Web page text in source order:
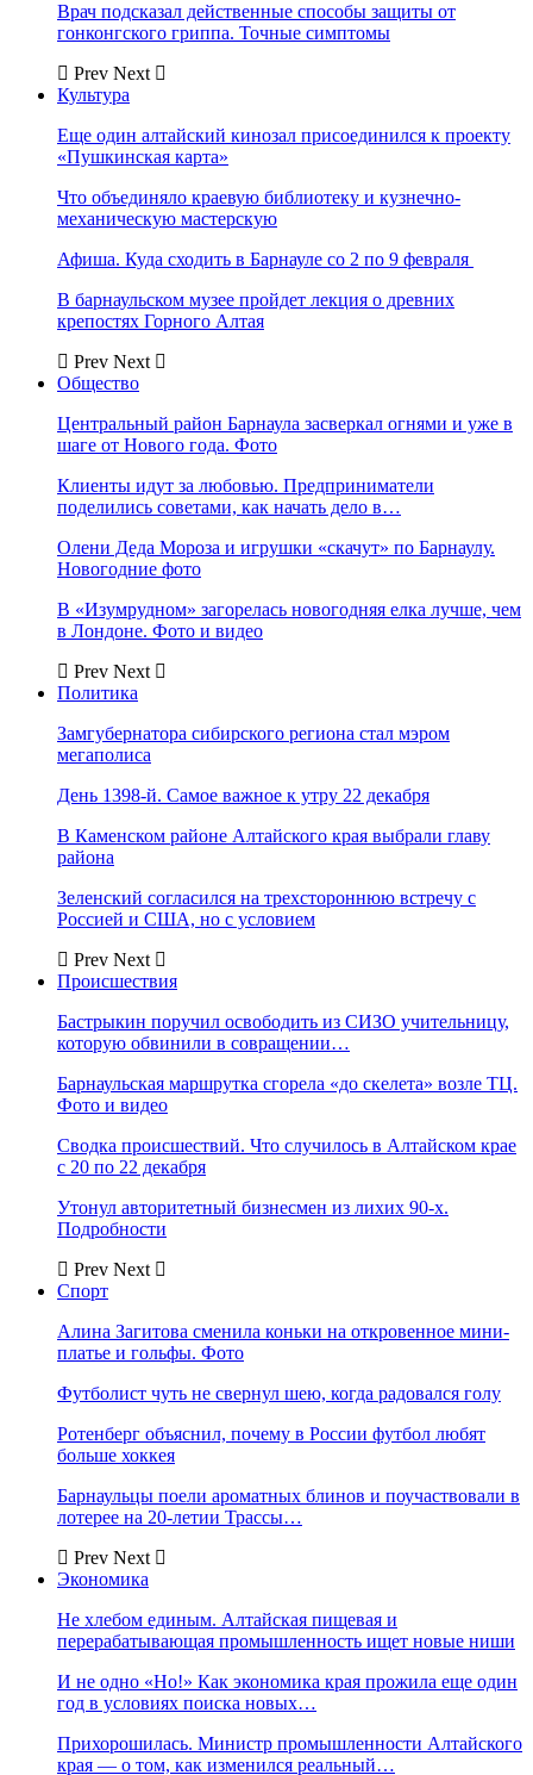
Врач подсказал действенные способы защиты от
гонконгского гриппа. Точные симптомы
Prev Next
Культура
Еще один алтайский кинозал присоединился к проекту
«Пушкинская карта»
Что объединяло краевую библиотеку и кузнечно-
механическую мастерскую
Афиша. Куда сходить в Барнауле со 2 по 9 февраля
В барнаульском музее пройдет лекция о древних
крепостях Горного Алтая
Prev Next
Общество
Центральный район Барнаула засверкал огнями и уже в
шаге от Нового года. Фото
Клиенты идут за любовью. Предприниматели
поделились советами, как начать дело в…
Олени Деда Мороза и игрушки «скачут» по Барнаулу.
Новогодние фото
В «Изумрудном» загорелась новогодняя елка лучше, чем
в Лондоне. Фото и видео
Prev Next
Политика
Замгубернатора сибирского региона стал мэром
мегаполиса
День 1398-й. Самое важное к утру 22 декабря
В Каменском районе Алтайского края выбрали главу
района
Зеленский согласился на трехстороннюю встречу с
Россией и США, но с условием
Prev Next
Происшествия
Бастрыкин поручил освободить из СИЗО учительницу,
которую обвинили в совращении…
Барнаульская маршрутка сгорела «до скелета» возле ТЦ.
Фото и видео
Сводка происшествий. Что случилось в Алтайском крае
с 20 по 22 декабря
Утонул авторитетный бизнесмен из лихих 90-х.
Подробности
Prev Next
Спорт
Алина Загитова сменила коньки на откровенное мини-
платье и гольфы. Фото
Футболист чуть не свернул шею, когда радовался голу
Ротенберг объяснил, почему в России футбол любят
больше хоккея
Барнаульцы поели ароматных блинов и поучаствовали в
лотерее на 20-летии Трассы…
Prev Next
Экономика
Не хлебом единым. Алтайская пищевая и
перерабатывающая промышленность ищет новые ниши
И не одно «Но!» Как экономика края прожила еще один
год в условиях поиска новых…
Прихорошилась. Министр промышленности Алтайского
края — о том, как изменился реальный…